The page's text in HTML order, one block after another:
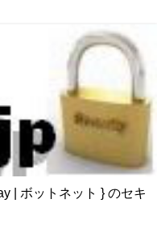
| ボットネット } のセキ